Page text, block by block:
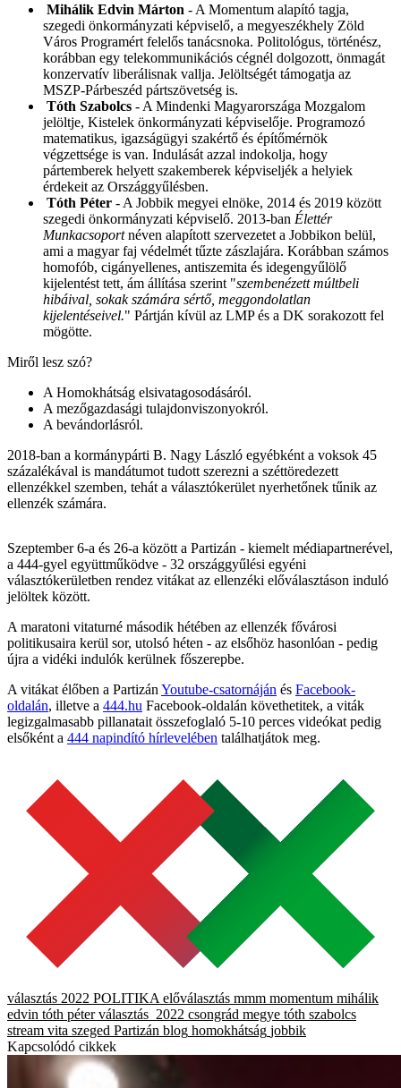
Mihálik Edvin Márton - A Momentum alapító tagja,
szegedi önkormányzati képviselő, a megyeszékhely Zöld
Város Programért felelős tanácsnoka. Politológus, történész,
korábban egy telekommunikációs cégnél dolgozott, önmagát
konzervatív liberálisnak vallja. Jelöltségét támogatja az
MSZP-Párbeszéd pártszövetség is.
Tóth Szabolcs - A Mindenki Magyarországa Mozgalom
jelöltje, Kistelek önkormányzati képviselője. Programozó
matematikus, igazságügyi szakértő és építőmérnök
végzettsége is van. Indulását azzal indokolja, hogy
pártemberek helyett szakemberek képviseljék a helyiek
érdekeit az Országgyűlésben.
Tóth Péter - A Jobbik megyei elnöke, 2014 és 2019 között
szegedi önkormányzati képviselő. 2013-ban Élettér
Munkacsoportnéven alapított szervezetet a Jobbikon belül,
ami a magyar faj védelmét tűzte zászlajára. Korábban számos
homofób, cigányellenes, antiszemita és idegengyűlölő
kijelentést tett, ám állítása szerint "szembenézett múltbeli
hibáival, sokak számára sértő, meggondolatlan
kijelentéseivel." Pártján kívül az LMP és a DK sorakozott fel
mögötte.
Miről lesz szó?
A Homokhátság elsivatagosodásáról.
A mezőgazdasági tulajdonviszonyokról.
A bevándorlásról.
2018-ban a kormánypárti B. Nagy László egyébként a voksok 45
százalékával is mandátumot tudott szerezni a széttöredezett
ellenzékkel szemben, tehát a választókerület nyerhetőnek tűnik az
ellenzék számára.
Szeptember 6-a és 26-a között a Partizán - kiemelt médiapartnerével,
a 444-gyel együttműködve - 32 országgyűlési egyéni
választókerületben rendez vitákat az ellenzéki előválasztáson induló
jelöltek között.
A maratoni vitaturné második hétében az ellenzék fővárosi
politikusaira kerül sor, utolsó héten - az elsőhöz hasonlóan - pedig
újra a vidéki indulók kerülnek főszerepbe.
A vitákat élőben a Partizán Youtube-csatornáján és Facebook-
oldalán, illetve a 444.hu Facebook-oldalán követhetitek, a viták
legizgalmasabb pillanatait összefoglaló 5-10 perces videókat pedig
elsőként a 444 napindító hírlevelében találhatjátok meg.
választás 2022 POLITIKA előválasztás mmm momentum mihálik
edvin tóth péter választás_2022 csongrád megye tóth szabolcs
stream vita szeged Partizán blog homokhátság jobbik
Kapcsolódó cikkek